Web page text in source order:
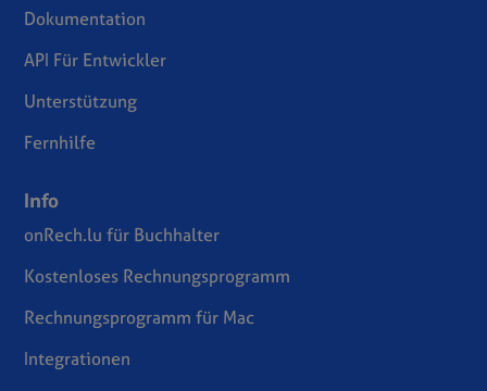
Dokumentation
API Für Entwickler
Unterstützung
Fernhilfe
Info
onRech.lu für Buchhalter
Kostenloses Rechnungsprogramm
Rechnungsprogramm für Mac
Integrationen